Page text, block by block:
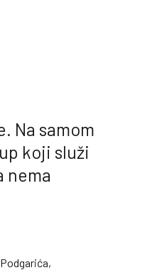
Na samom
koji služi
nema